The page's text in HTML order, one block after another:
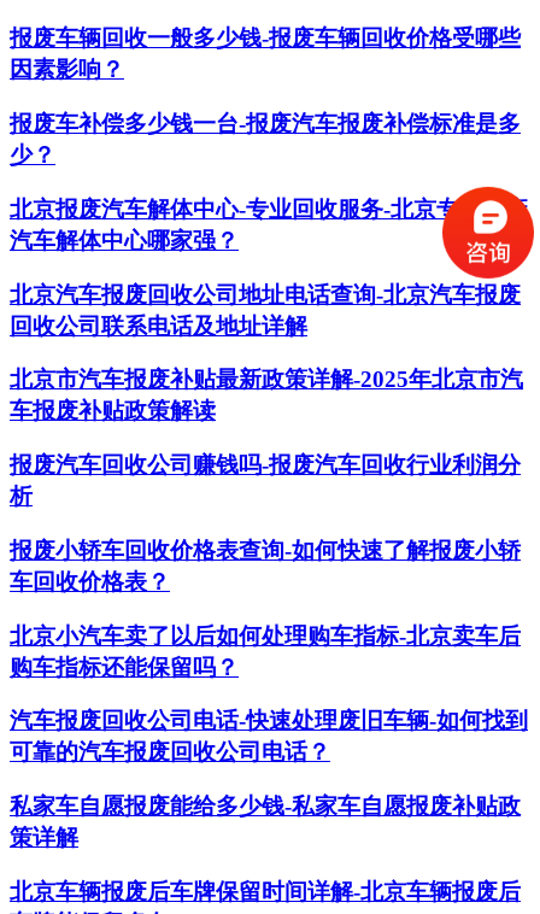
报废车辆回收一般多少钱-报废车辆回收价格受哪些
因素影响？
报废车补偿多少钱一台-报废汽车报废补偿标准是多
少？
北京报废汽车解体中心-专业回收服务-北京专业报废
汽车解体中心哪家强？
北京汽车报废回收公司地址电话查询-北京汽车报废
回收公司联系电话及地址详解
北京市汽车报废补贴最新政策详解-2025年北京市汽
车报废补贴政策解读
报废汽车回收公司赚钱吗-报废汽车回收行业利润分
析
报废小轿车回收价格表查询-如何快速了解报废小轿
车回收价格表？
北京小汽车卖了以后如何处理购车指标-北京卖车后
购车指标还能保留吗？
汽车报废回收公司电话-快速处理废旧车辆-如何找到
可靠的汽车报废回收公司电话？
私家车自愿报废能给多少钱-私家车自愿报废补贴政
策详解
北京车辆报废后车牌保留时间详解-北京车辆报废后